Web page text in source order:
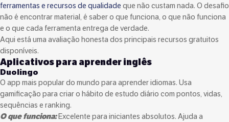
ferramentas e recursos de qualidade que não custam nada. O desafio
não é encontrar material, é saber o que funciona, o que não funciona
e o que cada ferramenta entrega de verdade.
Aqui está uma avaliação honesta dos principais recursos gratuitos
disponíveis.
Aplicativos para aprender inglês
Duolingo
O app mais popular do mundo para aprender idiomas. Usa
gamificação para criar o hábito de estudo diário com pontos, vidas,
sequências e ranking.
O que funciona:Excelente para iniciantes absolutos. Ajuda a